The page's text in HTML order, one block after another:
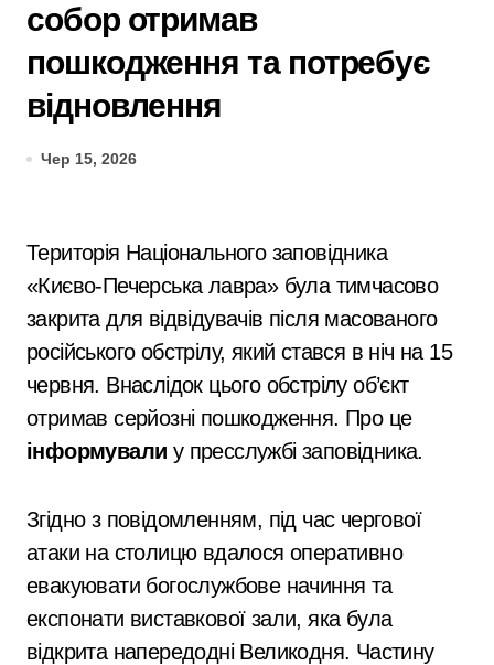
собор отримав
пошкодження та потребує
відновлення
Чер 15, 2026
Територія Національного заповідника
«Києво-Печерська лавра» була тимчасово
закрита для відвідувачів після масованого
російського обстрілу, який стався в ніч на 15
червня. Внаслідок цього обстрілу об’єкт
отримав серйозні пошкодження. Про це
інформували у пресслужбі заповідника.
Згідно з повідомленням, під час чергової
атаки на столицю вдалося оперативно
евакуювати богослужбове начиння та
експонати виставкової зали, яка була
відкрита напередодні Великодня. Частину